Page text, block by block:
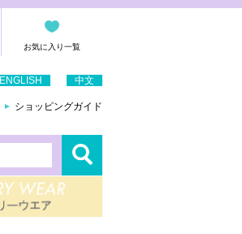
お気に入り一覧
ENGLISH 中文
ショッピングガイド